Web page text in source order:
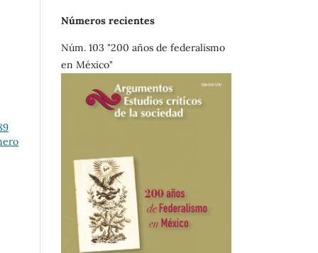
Números recientes
Núm. 103 "200 años de federalismo
en México"